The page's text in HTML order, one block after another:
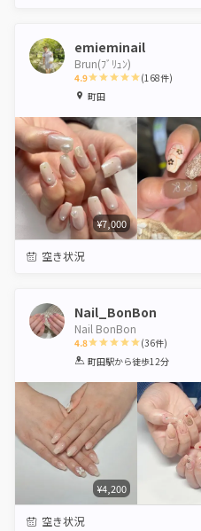
emieminail
Brun(ﾌﾞﾘｭﾝ)
4.9
1 2
(168件)
町田
¥7,000
空き状況
Nail_BonBon
Nail BonBon
4.8
1 2 3 4 5
(36件)
町田駅から徒歩12分
¥4,200
空き状況